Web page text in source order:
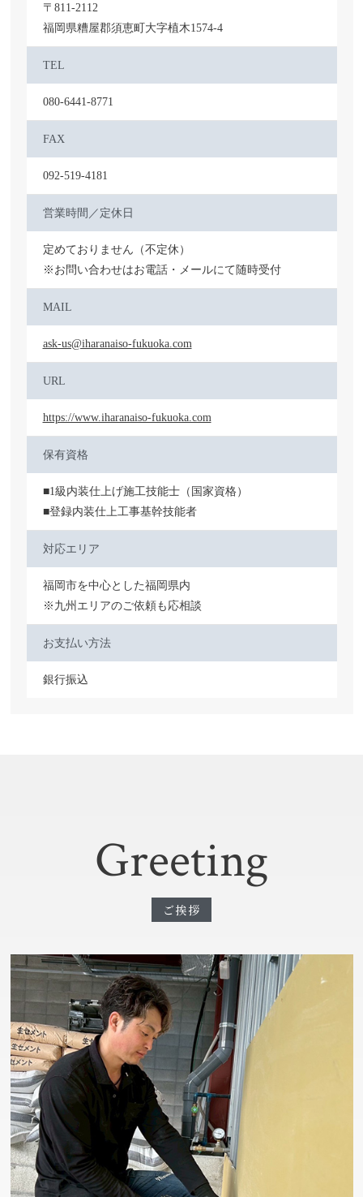
〒811-2112
福岡県糟屋郡須恵町大字植木1574-4
TEL
080-6441-8771
FAX
092-519-4181
営業時間／定休日
定めておりません（不定休）
※お問い合わせはお電話・メールにて随時受付
MAIL
ask-us@iharanaiso-fukuoka.com
URL
https://www.iharanaiso-fukuoka.com
保有資格
■1級内装仕上げ施工技能士（国家資格）
■登録内装仕上工事基幹技能者
対応エリア
福岡市を中心とした福岡県内
※九州エリアのご依頼も応相談
お支払い方法
銀行振込
Greeting
ご挨拶